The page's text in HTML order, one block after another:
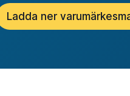
Ladda ner